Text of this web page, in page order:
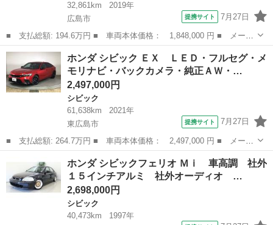
32,861km
2019年
広島市
提携サイト 7月27日
■ 支払総額: 194.6万円 ■ 車両本体価格： 1,848,000 円 ■ メーカ
ー名： ホンダ ■ 車種名： シビック ■ グレード名： ハッチバ
ック ＬＥＤ・フルセグ・メモリナビ・バックカメラ・純正ＡＷ・シ
ートヒー...
広島 広島市 シビック
ホンダ シビック ＥＸ ＬＥＤ・フルセグ・メ
モリナビ・バックカメラ・純正ＡＷ・…
2,497,000円
シビック
61,638km
2021年
東広島市
提携サイト 7月27日
■ 支払総額: 264.7万円 ■ 車両本体価格： 2,497,000 円 ■ メーカ
ー名： ホンダ ■ 車種名： シビック ■ グレード名： ＥＸ Ｌ
ＥＤ・フルセグ・メモリナビ・バックカメラ・純正ＡＷ・ホンダＣＯ
ＮＮＥＣ...
シビック
ホンダ シビックフェリオ Ｍｉ 車高調 社外
１５インチアルミ 社外オーディオ …
2,698,000円
シビック
40,473km
1997年